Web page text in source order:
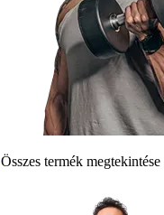
Összes termék megtekintése